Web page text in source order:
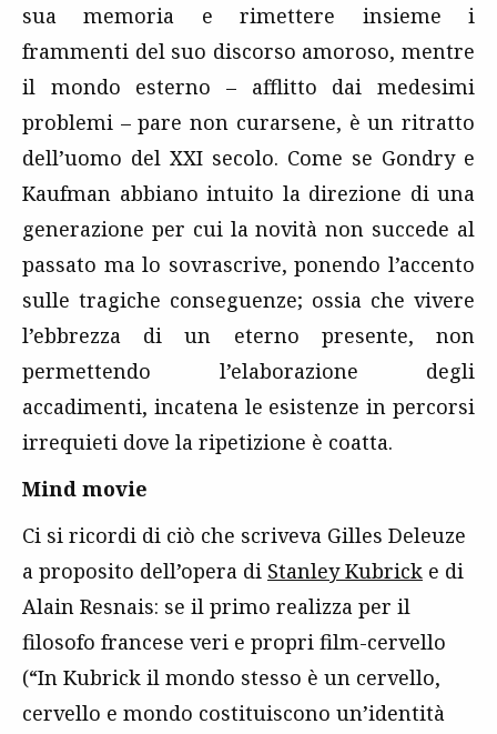
sua memoria e rimettere insieme i
frammenti del suo discorso amoroso, mentre
il mondo esterno – afflitto dai medesimi
problemi – pare non curarsene, è un ritratto
dell’uomo del XXI secolo. Come se Gondry e
Kaufman abbiano intuito la direzione di una
generazione per cui la novità non succede al
passato ma lo sovrascrive, ponendo l’accento
sulle tragiche conseguenze; ossia che vivere
l’ebbrezza di un eterno presente, non
permettendo l’elaborazione degli
accadimenti, incatena le esistenze in percorsi
irrequieti dove la ripetizione è coatta.
Mind movie
Ci si ricordi di ciò che scriveva Gilles Deleuze
a proposito dell’opera di Stanley Kubrick e di
Alain Resnais: se il primo realizza per il
filosofo francese veri e propri film-cervello
(“In Kubrick il mondo stesso è un cervello,
cervello e mondo costituiscono un’identità